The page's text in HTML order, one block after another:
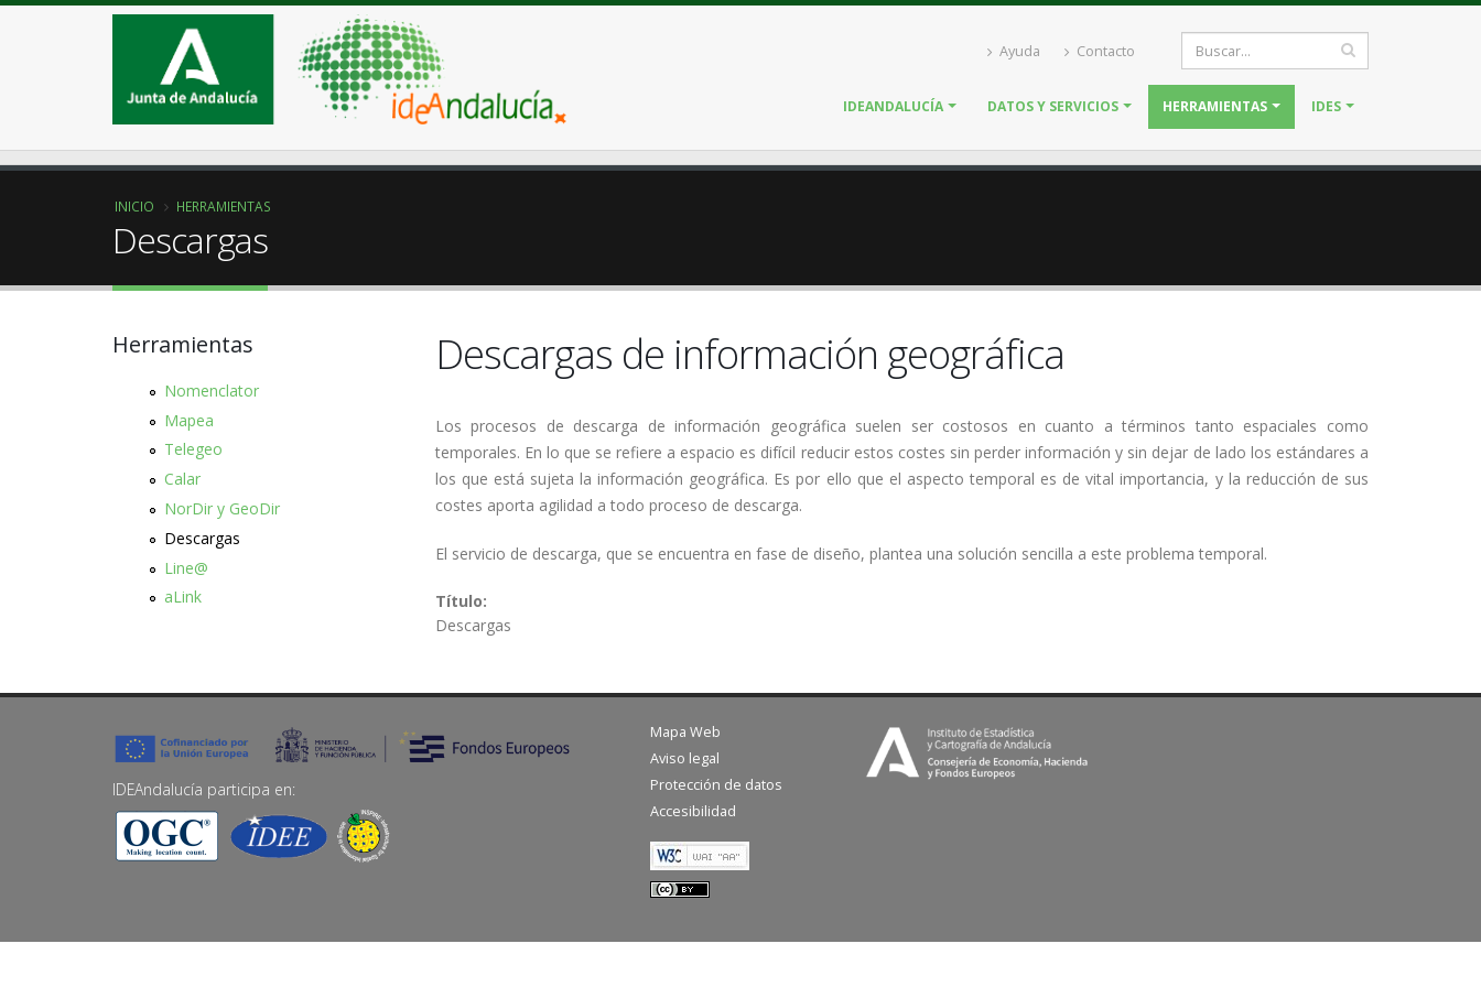
Ayuda Contacto
IDEANDALUCÍA DATOS Y SERVICIOS HERRAMIENTAS IDES
INICIO HERRAMIENTAS
Descargas
Herramientas
Nomenclator
Mapea
Telegeo
Calar
NorDir y GeoDir
Descargas
Line@
aLink
Descargas de información geográfica
Los procesos de descarga de información geográfica suelen ser costosos en cuanto a términos tanto espaciales como
temporales. En lo que se refiere a espacio es difícil reducir estos costes sin perder información y sin dejar de lado los estándares a
los que está sujeta la información geográfica. Es por ello que el aspecto temporal es de vital importancia, y la reducción de sus
costes aporta agilidad a todo proceso de descarga.
El servicio de descarga, que se encuentra en fase de diseño, plantea una solución sencilla a este problema temporal.
Título:
Descargas
IDEAndalucía participa en:
Mapa Web
Aviso legal
Protección de datos
Accesibilidad